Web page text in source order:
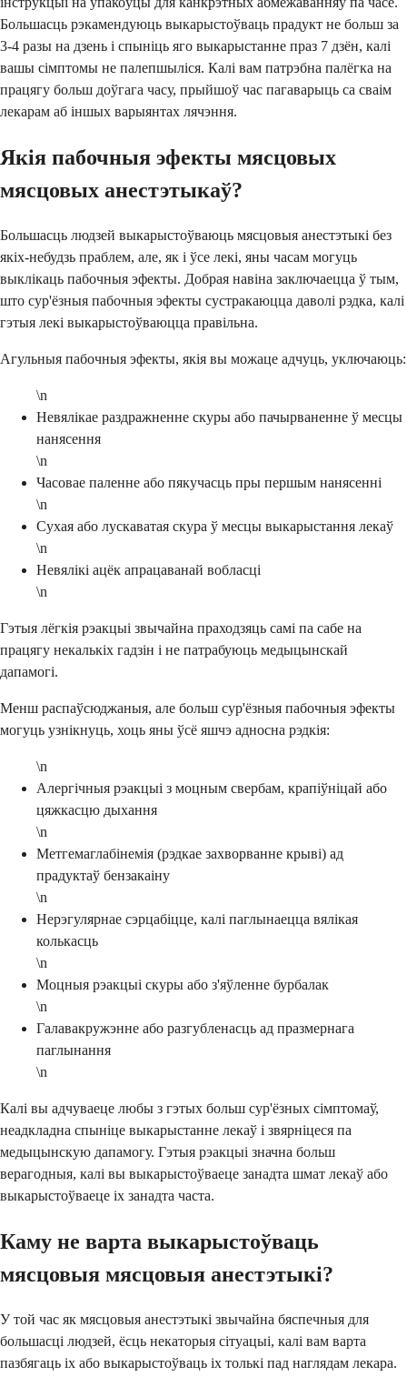
Большасць рэкамендуюць выкарыстоўваць прадукт не больш за
3-4 разы на дзень і спыніць яго выкарыстанне праз 7 дзён, калі
вашы сімптомы не палепшыліся. Калі вам патрэбна палёгка на
працягу больш доўгага часу, прыйшоў час пагаварыць са сваім
лекарам аб іншых варыянтах лячэння.
Якія пабочныя эфекты мясцовых
мясцовых анестэтыкаў?
Большасць людзей выкарыстоўваюць мясцовыя анестэтыкі без
якіх-небудзь праблем, але, як і ўсе лекі, яны часам могуць
выклікаць пабочныя эфекты. Добрая навіна заключаецца ў тым,
што сур'ёзныя пабочныя эфекты сустракаюцца даволі рэдка, калі
гэтыя лекі выкарыстоўваюцца правільна.
Агульныя пабочныя эфекты, якія вы можаце адчуць, уключаюць:
\n
Невялікае раздражненне скуры або пачырваненне ў месцы
нанясення
\n
Часовае паленне або пякучасць пры першым нанясенні
\n
Сухая або лускаватая скура ў месцы выкарыстання лекаў
\n
Невялікі ацёк апрацаванай вобласці
\n
Гэтыя лёгкія рэакцыі звычайна праходзяць самі па сабе на
працягу некалькіх гадзін і не патрабуюць медыцынскай
дапамогі.
Менш распаўсюджаныя, але больш сур'ёзныя пабочныя эфекты
могуць узнікнуць, хоць яны ўсё яшчэ адносна рэдкія:
\n
Алергічныя рэакцыі з моцным свербам, крапіўніцай або
цяжкасцю дыхання
\n
Метгемаглабінемія (рэдкае захворванне крыві) ад
прадуктаў бензакаіну
\n
Нерэгулярнае сэрцабіцце, калі паглынаецца вялікая
колькасць
\n
Моцныя рэакцыі скуры або з'яўленне бурбалак
\n
Галавакружэнне або разгубленасць ад празмернага
паглынання
\n
Калі вы адчуваеце любы з гэтых больш сур'ёзных сімптомаў,
неадкладна спыніце выкарыстанне лекаў і звярніцеся па
медыцынскую дапамогу. Гэтыя рэакцыі значна больш
верагодныя, калі вы выкарыстоўваеце занадта шмат лекаў або
выкарыстоўваеце іх занадта часта.
Каму не варта выкарыстоўваць
мясцовыя мясцовыя анестэтыкі?
У той час як мясцовыя анестэтыкі звычайна бяспечныя для
большасці людзей, ёсць некаторыя сітуацыі, калі вам варта
пазбягаць іх або выкарыстоўваць іх толькі пад наглядам лекара.